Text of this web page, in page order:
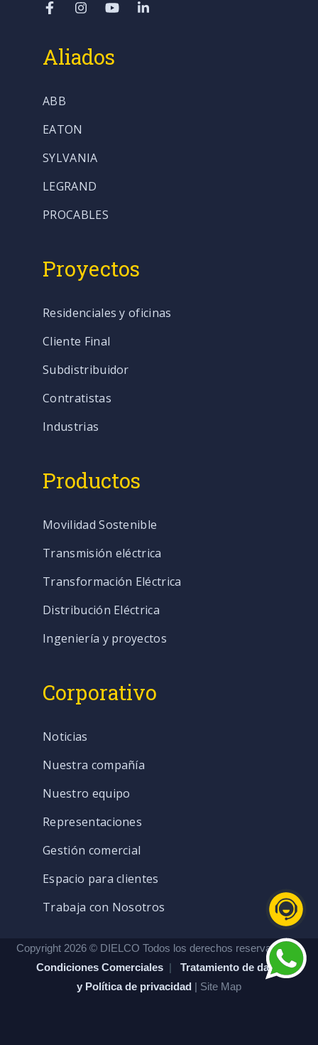
Aliados
ABB
EATON
SYLVANIA
LEGRAND
PROCABLES
Proyectos
Residenciales y oficinas
Cliente Final
Subdistribuidor
Contratistas
Industrias
Productos
Movilidad Sostenible
Transmisión eléctrica
Transformación Eléctrica
Distribución Eléctrica
Ingeniería y proyectos
Corporativo
Noticias
Nuestra compañía
Nuestro equipo
Representaciones
Gestión comercial
Espacio para clientes
Trabaja con Nosotros
Copyright 2026 © DIELCO Todos los derechos reservados. |
Condiciones Comerciales | Tratamiento de datos
y Política de privacidad | Site Map